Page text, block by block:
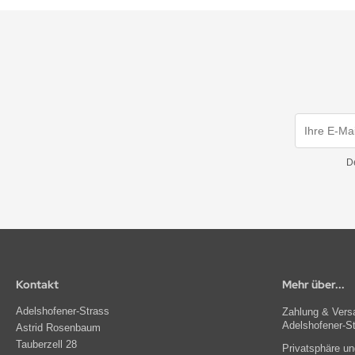
Kontakt
Adelshofener-Strass
Astrid Rosenbaum
Tauberzell 28
Mehr über...
Zahlung &
Adelshofener-
Privatsphäre